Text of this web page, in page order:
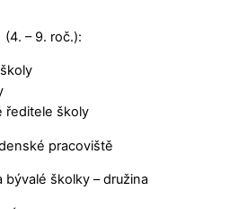
– 9. roč.):
ředitele školy
pracoviště
bývalé školky – družina